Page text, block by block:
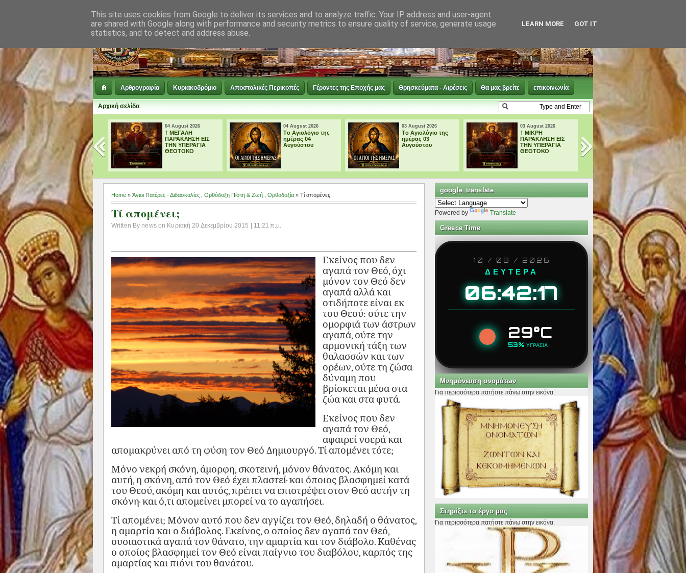
Αρθρογραφία Κυριακοδρόμιο Αποστολικές Περικοπές Γέροντες της Εποχής μας Θρησκεύματα - Αιρέσεις Θα μας βρείτε επικοινωνία
Αρχική σελίδα
ΠΑΡΑΚΛΗΣΗ ΕΙΣ
ΤΗΝ ΥΠΕΡΑΓΙΑ
ΘΕΟΤΟΚΟ
04 August 2026
Tο Αγιολόγιο της
ημέρας 04
Αυγούστου
03 August 2026
Tο Αγιολόγιο της
ημέρας 03
Αυγούστου
03 August 2026
† ΜΙΚΡΗ
ΠΑΡΑΚΛΗΣΗ ΕΙΣ
ΤΗΝ ΥΠΕΡΑΓΙΑ
02 August 2026
† ΜΕΓΑΛΗ
ΠΑΡΑΚΛΗΣΗ ΕΙΣ
ΤΗΝ ΥΠΕΡΑΓΙΑ
ΘΕΟΤΟΚΟ
02 August 2026
Tο Αγιολόγιο
ημέρας 02
Αυγούστου
Home » Άγιοι Πατέρες - Διδασκαλίες Ορθόδοξη Πίστη & Ζωή Ορθοδοξία » Τί απομένει;
Τί απομένει;
Written By news on Κυριακή 20 Δεκεμβρίου 2015 | 11:21 π.μ.
Εκείνος που δεν
αγαπά τον Θεό, όχι
μόνον τον Θεό δεν
αγαπά αλλά και
οτιδήποτε είναι εκ
του Θεού: ούτε την
ομορφιά των άστρων
αγαπά, ούτε την
αρμονική τάξη των
θαλασσών και των
ορέων, ούτε τη ζώσα
δύναμη που
βρίσκεται μέσα στα
ζώα και στα φυτά.
Εκείνος που δεν
αγαπά τον Θεό,
αφαιρεί νοερά και
απομακρύνει από τη φύση τον Θεό Δημιουργό. Τί απομένει τότε;
Μόνο νεκρή σκόνη, άμορφη, σκοτεινή, μόνον θάνατος. Ακόμη και
αυτή, η σκόνη, από τον Θεό έχει πλαστεί· και όποιος βλασφημεί κατά
του Θεού, ακόμη και αυτός, πρέπει να επιστρέψει στον Θεό αυτήν τη
σκόνη· και ό,τι απομείνει μπορεί να το αγαπήσει.
Τί απομένει; Μόνον αυτό που δεν αγγίζει τον Θεό, δηλαδή ο θάνατος,
η αμαρτία και ο διάβολος. Εκείνος, ο οποίος δεν αγαπά τον Θεό,
ουσιαστικά αγαπά τον θάνατο, την αμαρτία και τον διάβολο. Καθένας
ο οποίος βλασφημεί τον Θεό είναι παίγνιο του διαβόλου, καρπός της
αμαρτίας και πιόνι του θανάτου.
google_translate
Powered by Translate
Greece Time
10 / 08 / 2026
ΔΕΥΤΕΡΑ
06:42:18
29°C
53% ΥΓΡΑΣΙΑ
Μνημόνευση ονομάτων
Για περισσότερα πατήστε πάνω στην εικόνα.
Στηρίξτε το έργο μας
Για περισσότερα πατήστε πάνω στην εικόνα.
This site uses cookies from Google to deliver its services and to analyze traffic. Your IP address and user-agent
are shared with Google along with performance and security metrics to ensure quality of service, generate usage
statistics, and to detect and address abuse.
LEARN MORE GOT IT